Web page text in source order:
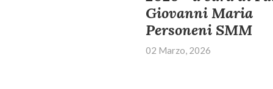
Giovanni Maria
Personeni SMM
02 Marzo, 2026